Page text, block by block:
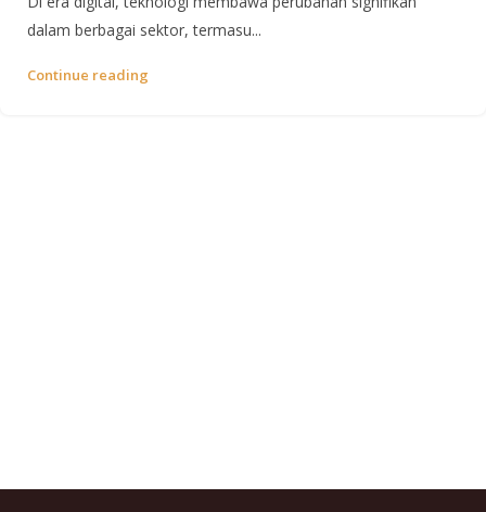
dalam berbagai sektor, termasu...
Continue reading